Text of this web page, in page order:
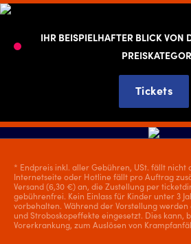
IHR BEISPIELHAFTER BLICK VON
Tickets
* Endpreis inkl. aller Gebühren, USt. fällt nicht
Internetseite oder Hotline fällt pro Auftrag
Versand (6,30 €) an, die Zustellung per
gebührenfrei. Kein Einlass für Kinder unter 3
vorbehalten. Während der Vorstellung
und Stroboskopeffekte eingesetzt. Dies kann,
Vorerkrankung, zum Auslösen von